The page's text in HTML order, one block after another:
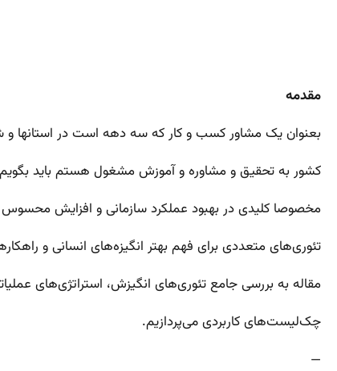
مقدمه
بعنوان یک مشاور کسب و کار که سه دهه است در استانها و
کشور به تحقیق و مشاوره و آموزش مشغول هستم باید بگویم
مخصوصا کلیدی در بهبود عملکرد سازمانی و افزایش
تئوری‌های متعددی برای فهم بهتر انگیزه‌های انسانی و
مقاله به بررسی جامع تئوری‌های انگیزش، استراتژی‌های
چک‌لیست‌های کاربردی می‌پردازیم.
—